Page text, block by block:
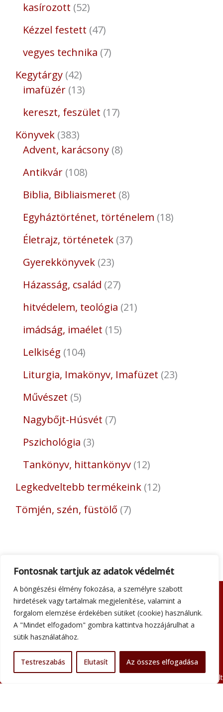
Fontosnak tartjuk az adatok védelmét
A böngészési élmény fokozása, a személyre szabott
hirdetések vagy tartalmak megjelenítése, valamint a
forgalom elemzése érdekében sütiket (cookie) használunk.
A "Mindet elfogadom" gombra kattintva hozzájárulhat a
sütik használatához.
Testreszabás Elutasít Az összes elfogadása
kasírozott 52
Kézzel festett 47
vegyes technika 7
Kegytárgy 42
imafüzér 13
kereszt, feszület 17
Könyvek 383
Advent, karácsony 8
Antikvár 108
Biblia, Bibliaismeret 8
Egyháztörténet, történelem 18
Életrajz, történetek 37
Gyerekkönyvek 23
Házasság, család 27
hitvédelem, teológia 21
imádság, imaélet 15
Lelkiség 104
Liturgia, Imakönyv, Imafüzet 23
Művészet 5
Nagybőjt-Húsvét 7
Pszichológia 3
Tankönyv, hittankönyv 12
Legkedveltebb termékeink 12
Tömjén, szén, füstölő 7
Adatkezelési tájékoztató
Általános szerződési feltételek
Kapcsolat
Minden jog fenntartva © 2026 Szent Atanáz Könyv- és Kegytárgybolt